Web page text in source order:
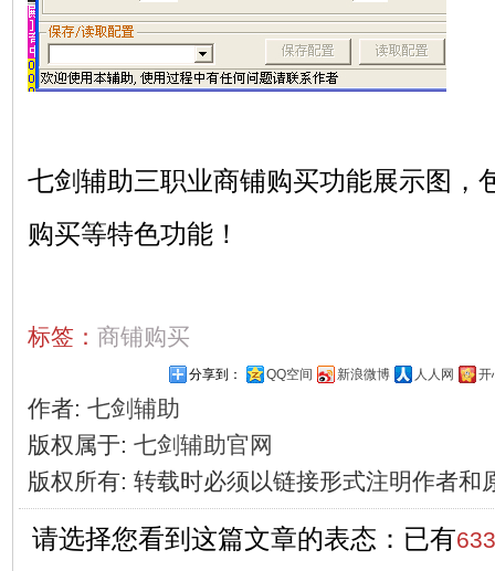
七剑辅助三职业商铺购买功能展示图，
购买等特色功能！
标签： 商铺购买
分享到： QQ空间 新浪微博 人人网 开
作者: 七剑辅助
版权属于: 七剑辅助官网
版权所有: 转载时必须以链接形式注明作者和
请选择您看到这篇文章的表态：已有633